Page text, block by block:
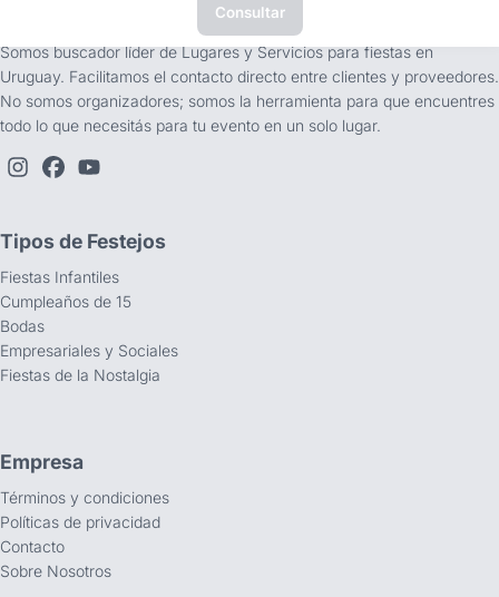
Consultar
Somos buscador líder de Lugares y Servicios para fiestas en
Uruguay. Facilitamos el contacto directo entre clientes y proveedores.
No somos organizadores; somos la herramienta para que encuentres
todo lo que necesitás para tu evento en un solo lugar.
Tipos de Festejos
Fiestas Infantiles
Cumpleaños de 15
Bodas
Empresariales y Sociales
Fiestas de la Nostalgia
Empresa
Términos y condiciones
Políticas de privacidad
Contacto
Sobre Nosotros